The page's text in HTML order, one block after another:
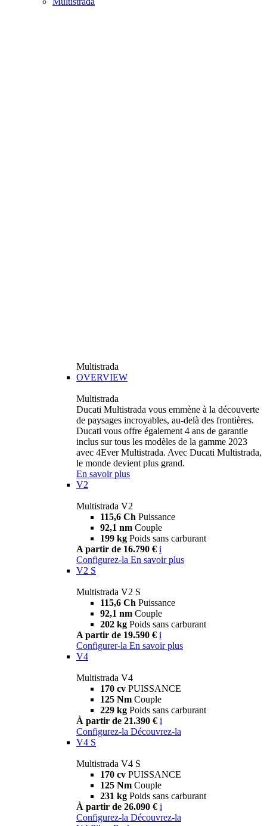
Multistrada
OVERVIEW
Multistrada
Ducati Multistrada vous emmène à la découverte
de paysages incroyables, au-delà des frontières.
Ducati vous offre également 4 ans de garantie
inclus sur tous les modèles de la gamme 2023
avec 4Ever Multistrada. Avec Ducati Multistrada,
le monde devient plus grand.
En savoir plus
V2
Multistrada V2
115,6 Ch Puissance
92,1 nm Couple
199 kg Poids sans carburant
A partir de 16.790 € i
Configurez-la En savoir plus
V2 S
Multistrada V2 S
115,6 Ch Puissance
92,1 nm Couple
202 kg Poids sans carburant
A partir de 19.590 € i
Configurer-la En savoir plus
V4
Multistrada V4
170 cv PUISSANCE
125 Nm Couple
229 kg Poids sans carburant
À partir de 21.390 € i
Configurez-la Découvrez-la
V4 S
Multistrada V4 S
170 cv PUISSANCE
125 Nm Couple
231 kg Poids sans carburant
À partir de 26.090 € i
Configurez-la Découvrez-la